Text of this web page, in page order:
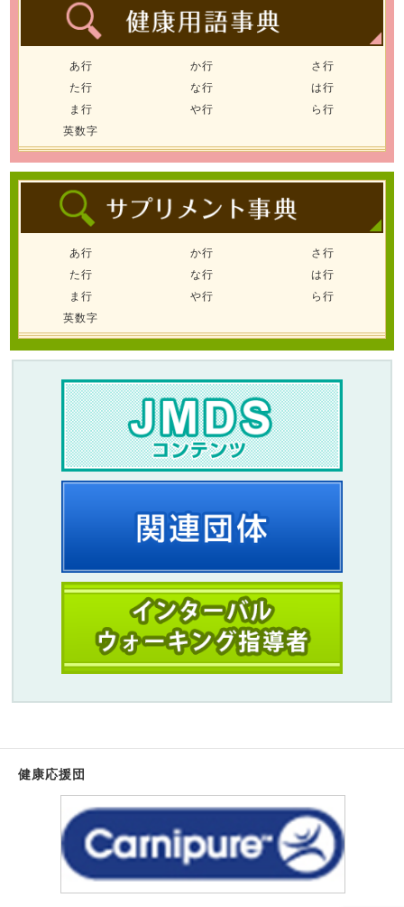
あ行 か行
さ行
た行
な行
は行
ま行
や行
ら行
英数字
あ行 か行
さ行
た行
な行
は行
ま行
や行
ら行
英数字
健康応援団